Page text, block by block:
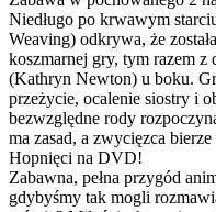
Niedługo po krwawym
Weaving) odkrywa, że
koszmarnej gry, tym razem z
(Kathryn Newton) u boku.
przeżycie, ocalenie siostry i
bezwzględne rody
ma zasad, a zwycięzca
Hopnięci na DVD!
Zabawna, pełna przygód
gdybyśmy tak mogli